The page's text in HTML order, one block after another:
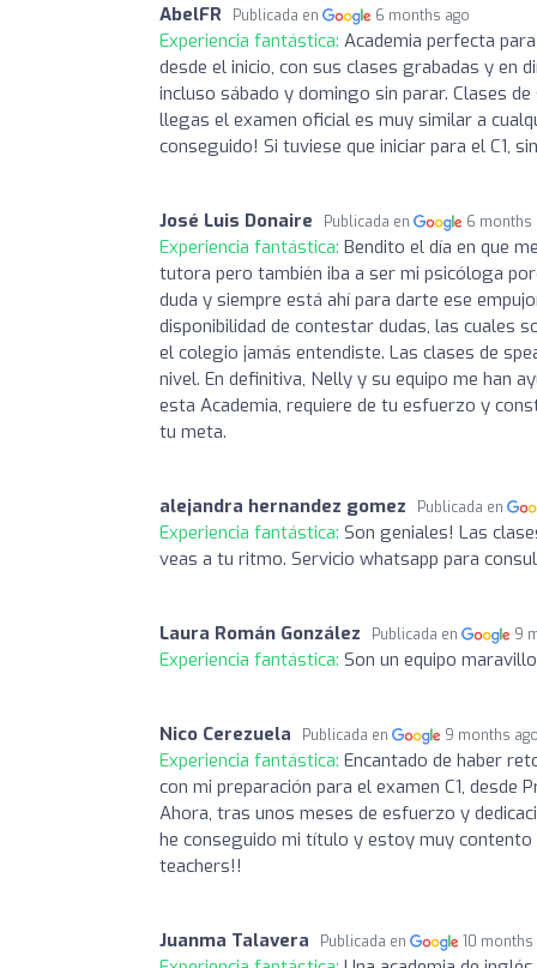
AbelFR Publicada en 6 months ago
Experiencia fantástica: Academia perfecta
desde el inicio, con sus clases grabadas y en
incluso sábado y domingo sin parar. Clases
llegas el examen oficial es muy similar a
conseguido! Si tuviese que iniciar para el C1,
José Luis Donaire Publicada en 6 months
Experiencia fantástica: Bendito el día en que
tutora pero también iba a ser mi psicóloga
duda y siempre está ahí para darte ese
disponibilidad de contestar dudas, las cuales
el colegio jamás entendiste. Las clases de
nivel. En definitiva, Nelly y su equipo me han
esta Academia, requiere de tu esfuerzo y
tu meta.
alejandra hernandez gomez Publicada en
Experiencia fantástica: Son geniales! Las
veas a tu ritmo. Servicio whatsapp para
Laura Román González Publicada en 9
Experiencia fantástica: Son un equipo
Nico Cerezuela Publicada en 9 months
Experiencia fantástica: Encantado de haber
con mi preparación para el examen C1,
Ahora, tras unos meses de esfuerzo y
he conseguido mi título y estoy muy
teachers!!
Juanma Talavera Publicada en 10 months